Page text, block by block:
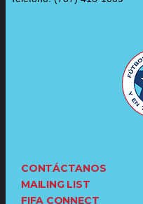
CONTÁCTANOS
MAILING LIST
FIFA CONNECT